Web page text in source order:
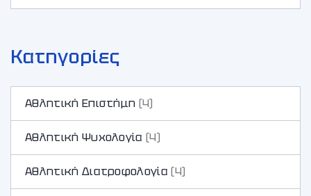
Κατηγορίες
Αθλητική Επιστήμη (4)
Αθλητική Ψυχολογία (4)
Αθλητική Διατροφολογία (4)